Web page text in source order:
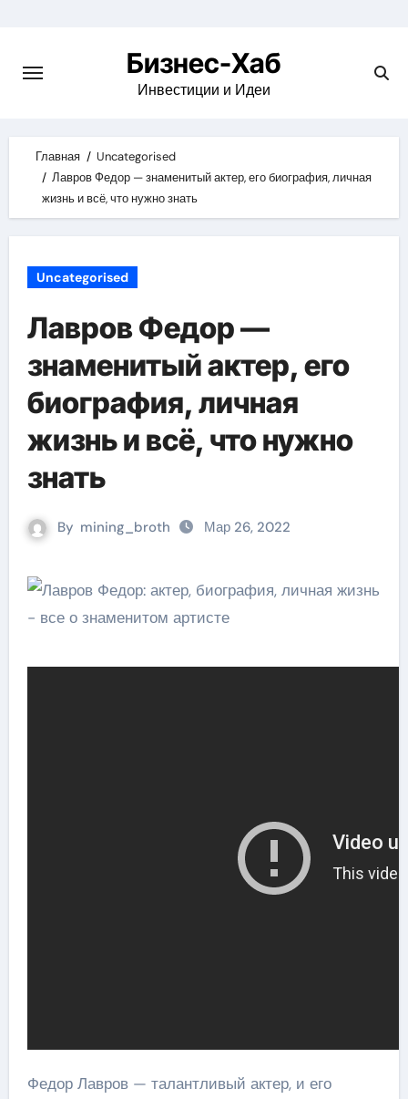
content
Бизнес-Хаб
Инвестиции и Идеи
Главная
Uncategorised
Лавров Федор — знаменитый актер, его биография, личная
жизнь и всё, что нужно знать
Uncategorised
Лавров Федор —
знаменитый актер, его
биография, личная
жизнь и всё, что нужно
знать
By mining_broth Мар 26, 2022
Федор Лавров — талантливый актер, и его